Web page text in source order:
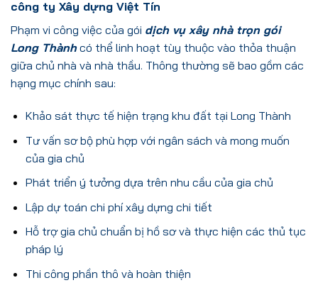
công ty Xây dựng Việt Tín
Phạm vi công việc của gói dịch vụ xây nhà trọn gói
Long Thànhcó thể linh hoạt tùy thuộc vào thỏa thuận
giữa chủ nhà và nhà thầu. Thông thường sẽ bao gồm các
hạng mục chính sau:
Khảo sát thực tế hiện trạng khu đất tại Long Thành
Tư vấn sơ bộ phù hợp với ngân sách và mong muốn
của gia chủ
Phát triển ý tưởng dựa trên nhu cầu của gia chủ
Lập dự toán chi phí xây dựng chi tiết
Hỗ trợ gia chủ chuẩn bị hồ sơ và thực hiện các thủ tục
pháp lý
Thi công phần thô và hoàn thiện